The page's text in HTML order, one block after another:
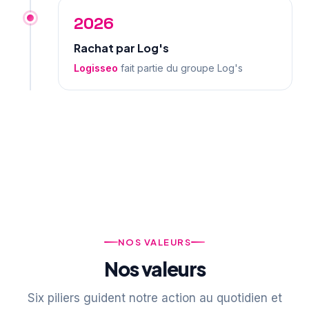
2026
Rachat par Log's
Logisseo fait partie du groupe Log's
NOS VALEURS
Nos valeurs
Six piliers guident notre action au quotidien et